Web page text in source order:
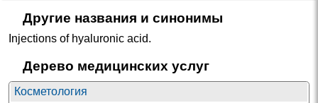
Другие названия и синонимы
Injections of hyaluronic acid.
Дерево медицинских услуг
Косметология